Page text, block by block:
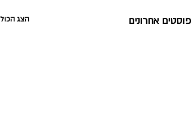
פוסטים אחרונים הצג הכול